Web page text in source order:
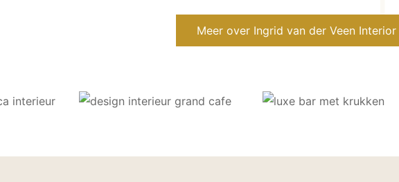
Meer over Ingrid van der Veen Interior